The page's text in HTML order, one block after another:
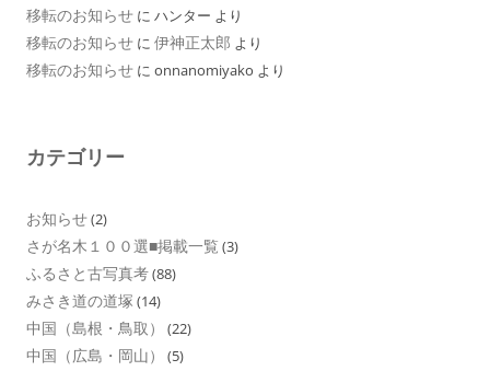
移転のお知らせ に ハンター より
移転のお知らせ に 伊神正太郎 より
移転のお知らせ に onnanomiyako より
カテゴリー
お知らせ(2)
さが名木１００選■掲載一覧 (3)
ふるさと古写真考(88)
みさき道の道塚 (14)
中国（島根・鳥取） (22)
中国（広島・岡山） (5)